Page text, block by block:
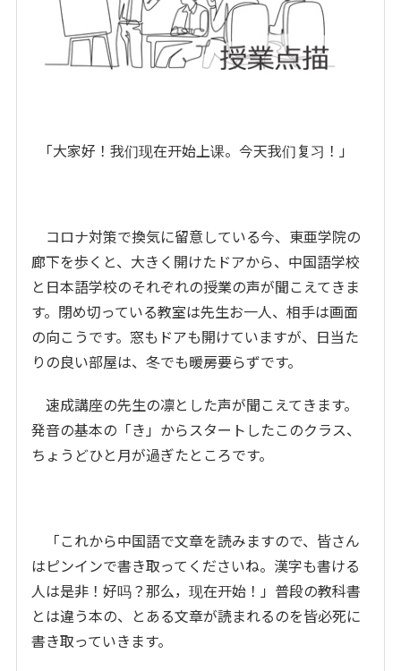
「大家好！我们现在开始上课。今天我们复习！」
コロナ対策で換気に留意している今、東亜学院の
廊下を歩くと、大きく開けたドアから、中国語学校
と日本語学校のそれぞれの授業の声が聞こえてきま
す。閉め切っている教室は先生お一人、相手は画面
の向こうです。窓もドアも開けていますが、日当た
りの良い部屋は、冬でも暖房要らずです。
速成講座の先生の凛とした声が聞こえてきます。
発音の基本の「き」からスタートしたこのクラス、
ちょうどひと月が過ぎたところです。
「これから中国語で文章を読みますので、皆さん
はピンインで書き取ってくださいね。漢字も書ける
人は是非！好吗？那么，现在开始！」普段の教科書
とは違う本の、とある文章が読まれるのを皆必死に
書き取っていきます。